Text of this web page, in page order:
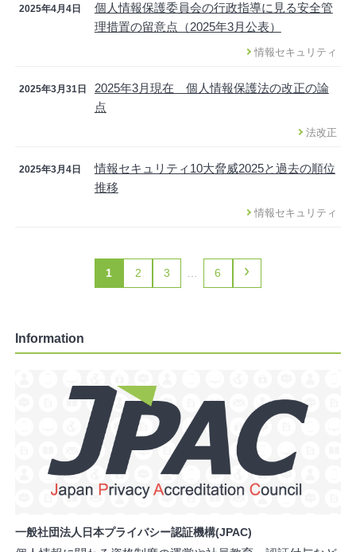
2025年4月4日
個人情報保護委員会の行政指導に見る安全管
理措置の留意点（2025年3月公表）
情報セキュリティ
2025年3月31日
2025年3月現在 個人情報保護法の改正の論
点
法改正
2025年3月4日
情報セキュリティ10大脅威2025と過去の順位
推移
情報セキュリティ
1 2 3 … 6 ›
Information
一般社団法人日本プライバシー認証機構(JPAC)